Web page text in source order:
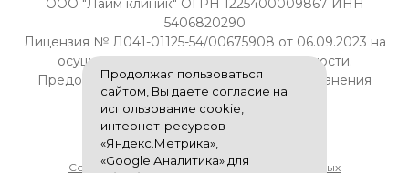
ООО "Лайм клиник" ОГРН 1225400009867 ИНН
5406820290
Лицензия № Л041-01125-54/00675908 от 06.09.2023 на
осуществление медицинской деятельности.
Предоставлена Министерством здравоохранения
Новосибирской области.
Политика конфиденциальности
Согласие на обработку персональных данных
Продолжая пользоваться
сайтом, Вы даете согласие на
использование cookie,
интернет-ресурсов
«Яндекс.Метрика»,
«Google.Аналитика» для